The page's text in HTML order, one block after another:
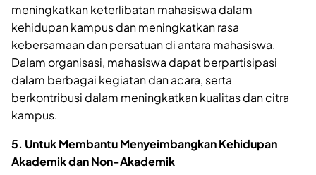
meningkatkan keterlibatan mahasiswa dalam
kehidupan kampus dan meningkatkan rasa
kebersamaan dan persatuan di antara mahasiswa.
Dalam organisasi, mahasiswa dapat berpartisipasi
dalam berbagai kegiatan dan acara, serta
berkontribusi dalam meningkatkan kualitas dan citra
kampus.
5. Untuk Membantu Menyeimbangkan Kehidupan
Akademik dan Non-Akademik